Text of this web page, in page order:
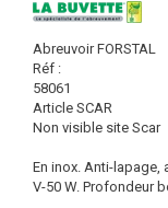
Abreuvoir FORSTAL
Réf :
58061
Article SCAR
Non visible site Scar
En inox. Anti-lapage,
V-50 W. Profondeur